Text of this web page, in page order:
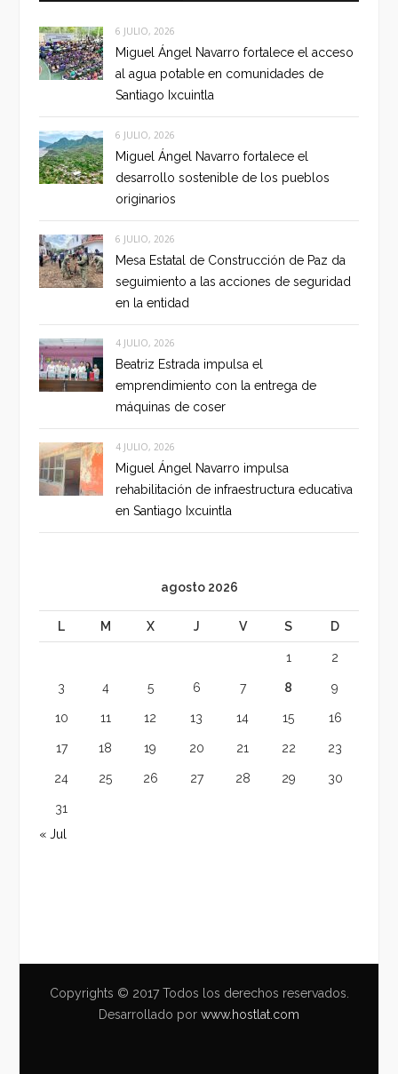
6 JULIO, 2026
Miguel Ángel Navarro fortalece el acceso
al agua potable en comunidades de
Santiago Ixcuintla
6 JULIO, 2026
Miguel Ángel Navarro fortalece el
desarrollo sostenible de los pueblos
originarios
6 JULIO, 2026
Mesa Estatal de Construcción de Paz da
seguimiento a las acciones de seguridad
en la entidad
4 JULIO, 2026
Beatriz Estrada impulsa el
emprendimiento con la entrega de
máquinas de coser
4 JULIO, 2026
Miguel Ángel Navarro impulsa
rehabilitación de infraestructura educativa
en Santiago Ixcuintla
agosto 2026
L M X J V S D
1 2
3 4 5 6 7 8 9
10 11 12 13 14 15 16
17 18 19 20 21 22 23
24 25 26 27 28 29 30
31
« Jul
Copyrights © 2017 Todos los derechos reservados.
Desarrollado por www.hostlat.com